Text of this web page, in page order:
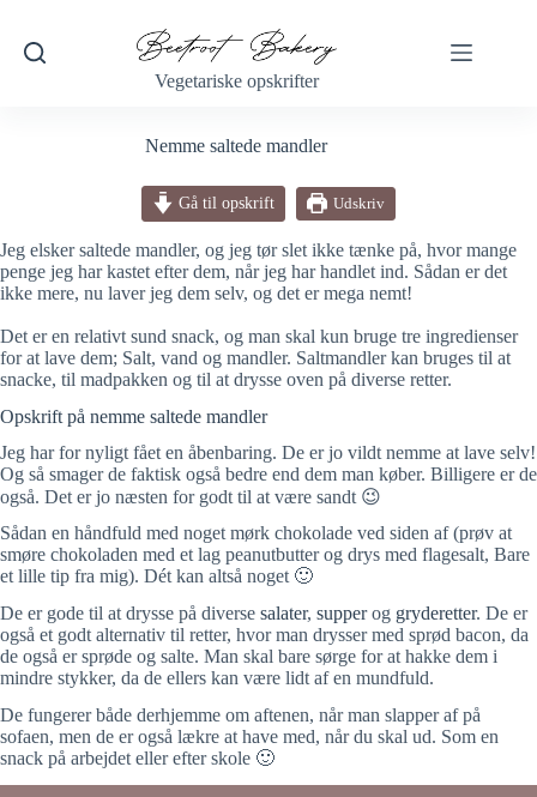
indhold
Vegetariske opskrifter
Nemme saltede mandler
Gå til opskrift Udskriv
Jeg elsker saltede mandler, og jeg tør slet ikke tænke på, hvor mange
penge jeg har kastet efter dem, når jeg har handlet ind. Sådan er det
ikke mere, nu laver jeg dem selv, og det er mega nemt!
Det er en relativt sund snack, og man skal kun bruge tre ingredienser
for at lave dem; Salt, vand og mandler. Saltmandler kan bruges til at
snacke, til madpakken og til at drysse oven på diverse retter.
Opskrift på nemme saltede mandler
Jeg har for nyligt fået en åbenbaring. De er jo vildt nemme at lave selv!
Og så smager de faktisk også bedre end dem man køber. Billigere er de
også. Det er jo næsten for godt til at være sandt 😉
Sådan en håndfuld med noget mørk chokolade ved siden af (prøv at
smøre chokoladen med et lag peanutbutter og drys med flagesalt, Bare
et lille tip fra mig). Dét kan altså noget 🙂
De er gode til at drysse på diverse salater, supperog gryderetter. De er
også et godt alternativ til retter, hvor man drysser med sprød bacon, da
de også er sprøde og salte. Man skal bare sørge for at hakke dem i
mindre stykker, da de ellers kan være lidt af en mundfuld.
De fungerer både derhjemme om aftenen, når man slapper af på
sofaen, men de er også lækre at have med, når du skal ud. Som en
snack på arbejdet eller efter skole 🙂